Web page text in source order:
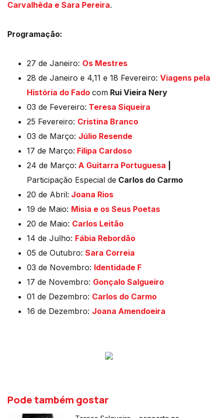
Carvalhêda e Sara Pereira.
Programação:
27 de Janeiro: Os Mestres
28 de Janeiro e 4,11 e 18 Fevereiro: Viagens pela
História do Fado com Rui Vieira Nery
03 de Fevereiro: Teresa Siqueira
25 Fevereiro: Cristina Branco
03 de Março: Júlio Resende
17 de Março: Filipa Cardoso
24 de Março: A Guitarra Portuguesa
Participação Especial de Carlos do Carmo
20 de Abril: Joana Rios
19 de Maio: Misia e os Seus Poetas
20 de Maio: Carlos Leitão
14 de Julho: Fábia Rebordão
05 de Outubro: Sara Correia
03 de Novembro: Identidade F
17 de Novembro: Gonçalo Salgueiro
01 de Dezembro: Carlos do Carmo
16 de Dezembro: Joana Amendoeira
Pode também gostar